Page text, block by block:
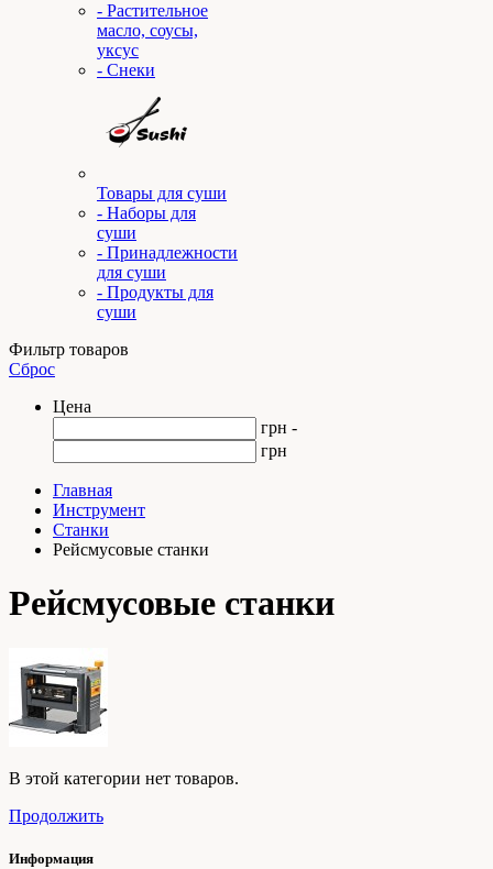
- Растительное
масло, соусы,
уксус
- Снеки
Товары для суши
- Наборы для
суши
- Принадлежности
для суши
- Продукты для
суши
Фильтр товаров
Сброс
Цена
грн -
грн
Главная
Инструмент
Станки
Рейсмусовые станки
Рейсмусовые станки
В этой категории нет товаров.
Продолжить
Информация